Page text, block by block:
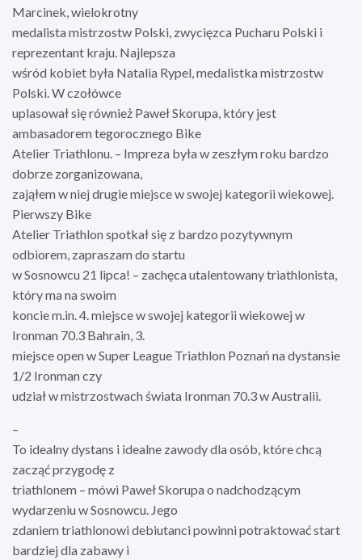
Marcinek, wielokrotny
medalista mistrzostw Polski, zwycięzca Pucharu Polski i
reprezentant kraju. Najlepsza
wśród kobiet była Natalia Rypel, medalistka mistrzostw
Polski. W czołówce
uplasował się również Paweł Skorupa, który jest
ambasadorem tegorocznego Bike
Atelier Triathlonu. – Impreza była w zeszłym roku bardzo
dobrze zorganizowana,
zająłem w niej drugie miejsce w swojej kategorii wiekowej.
Pierwszy Bike
Atelier Triathlon spotkał się z bardzo pozytywnym
odbiorem, zapraszam do startu
w Sosnowcu 21 lipca! – zachęca utalentowany triathlonista,
który ma na swoim
koncie m.in. 4. miejsce w swojej kategorii wiekowej w
Ironman 70.3 Bahrain, 3.
miejsce open w Super League Triathlon Poznań na dystansie
1/2 Ironman czy
udział w mistrzostwach świata Ironman 70.3 w Australii.
–
To idealny dystans i idealne zawody dla osób, które chcą
zacząć przygodę z
triathlonem – mówi Paweł Skorupa o nadchodzącym
wydarzeniu w Sosnowcu. Jego
zdaniem triathlonowi debiutanci powinni potraktować start
bardziej dla zabawy i